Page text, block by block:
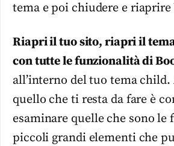
tema e poi chiudere e riaprire
Riapri il tuo sito, riapri il
con tutte le funzionalità di
all’interno del tuo tema
quello che ti resta da fare è
esaminare quelle che sono le
piccoli grandi elementi che